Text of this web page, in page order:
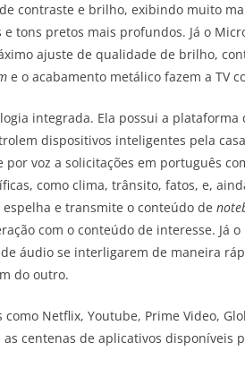
contraste e brilho, exibindo muito
tons pretos mais profundos. Já o
ajuste de qualidade de brilho,
e o acabamento metálico fazem a TV
integrada. Ela possui a
dispositivos inteligentes pela
voz a solicitações em português
como clima, trânsito, fatos, e,
espelha e transmite o conteúdo de
com o conteúdo de interesse. Já
áudio se interligarem de maneira
do outro.
Netflix, Youtube, Prime Video,
centenas de aplicativos disponíveis